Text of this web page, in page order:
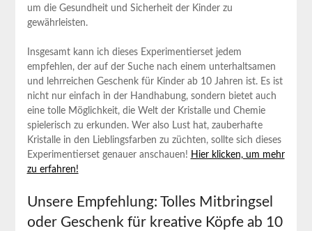
‍um die Gesundheit und ⁣Sicherheit der Kinder zu
gewährleisten.
Insgesamt kann ich dieses Experimentierset jedem
empfehlen, der⁢ auf der Suche nach einem unterhaltsamen
und lehrreichen Geschenk für Kinder ab 10‍ Jahren ist. Es⁤ ist
nicht nur einfach in der Handhabung, sondern ​bietet‌ auch
⁤eine tolle Möglichkeit, die Welt der Kristalle und Chemie
spielerisch zu erkunden. Wer also Lust hat, zauberhafte
Kristalle in⁢ den Lieblingsfarben zu züchten, sollte sich dieses
Experimentierset genauer anschauen!⁣ Hier klicken, um mehr
zu erfahren!
Unsere ​Empfehlung: Tolles Mitbringsel
oder Geschenk für kreative‍ Köpfe ab 10